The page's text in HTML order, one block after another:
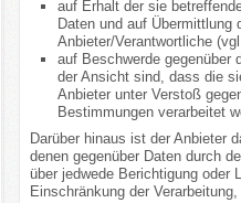
auf Erhalt der sie
Daten und auf Übermittlung
Anbieter/Verantwortliche
auf Beschwerde gegenüber
der Ansicht sind, dass die
Anbieter unter Verstoß
Bestimmungen verarbeitet
Darüber hinaus ist der Anbieter
denen gegenüber Daten durch
über jedwede Berichtigung oder
Einschränkung der